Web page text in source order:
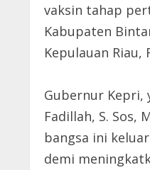
vaksin tahap
Kabupaten
Kepulauan Riau,
Gubernur Kepri,
Fadillah, S. Sos,
bangsa ini
demi